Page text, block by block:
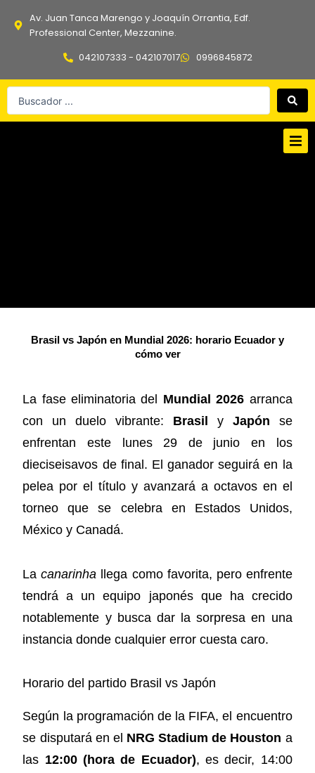
Av. Juan Tanca Marengo y Joaquín Orrantia, Edf.
Professional Center, Mezzanine.
042107333 - 042107017
0996845872
Search
Brasil vs Japón en Mundial 2026: horario Ecuador y
cómo ver
La fase eliminatoria del Mundial 2026 arranca
con un duelo vibrante: Brasil y Japón se
enfrentan este lunes 29 de junio en los
dieciseisavos de final. El ganador seguirá en la
pelea por el título y avanzará a octavos en el
torneo que se celebra en Estados Unidos,
México y Canadá.
Lacanarinha llega como favorita, pero enfrente
tendrá a un equipo japonés que ha crecido
notablemente y busca dar la sorpresa en una
instancia donde cualquier error cuesta caro.
Horario del partido Brasil vs Japón
Según la programación de la FIFA, el encuentro
se disputará en el NRG Stadium de Houston a
las 12:00 (hora de Ecuador), es decir, 14:00